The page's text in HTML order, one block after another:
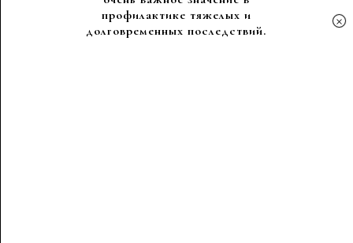
профилактике тяжелых и
долговременных последствий.
×